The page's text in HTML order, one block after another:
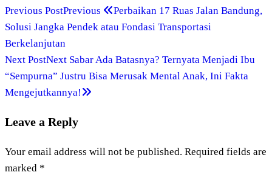
Previous PostPrevious
Perbaikan 17 Ruas Jalan Bandung,
Solusi Jangka Pendek atau Fondasi Transportasi
Berkelanjutan
Next PostNext Sabar Ada Batasnya? Ternyata Menjadi Ibu
“Sempurna” Justru Bisa Merusak Mental Anak, Ini Fakta
Mengejutkannya!
Leave a Reply
Your email address will not be published. Required fields are
marked *